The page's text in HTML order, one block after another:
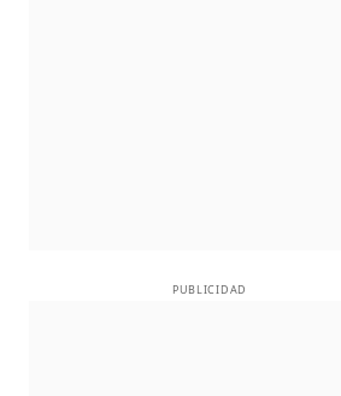
PUBLICIDAD